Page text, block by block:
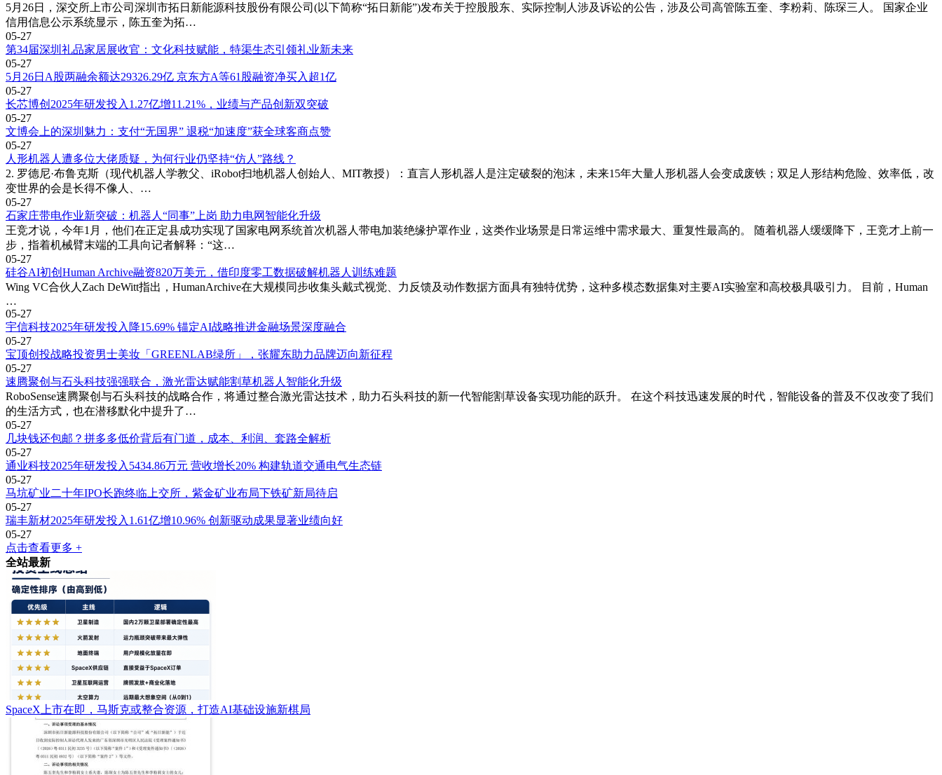
5月26日，深交所上市公司深圳市拓日新能源科技股份有限公司(以下简称“拓日新能”)发布关于控股股东、实际控制人涉及诉讼的公告，涉及公司高管陈五奎、李粉莉、陈琛三人。 国家企业
信用信息公示系统显示，陈五奎为拓…
05-27
第34届深圳礼品家居展收官：文化科技赋能，特渠生态引领礼业新未来
05-27
5月26日A股两融余额达29326.29亿 京东方A等61股融资净买入超1亿
05-27
长芯博创2025年研发投入1.27亿增11.21%，业绩与产品创新双突破
05-27
文博会上的深圳魅力：支付“无国界” 退税“加速度”获全球客商点赞
05-27
人形机器人遭多位大佬质疑，为何行业仍坚持“仿人”路线？
2. 罗德尼·布鲁克斯（现代机器人学教父、iRobot扫地机器人创始人、MIT教授）：直言人形机器人是注定破裂的泡沫，未来15年大量人形机器人会变成废铁；双足人形结构危险、效率低，改
变世界的会是长得不像人、…
05-27
石家庄带电作业新突破：机器人“同事”上岗 助力电网智能化升级
王竞才说，今年1月，他们在正定县成功实现了国家电网系统首次机器人带电加装绝缘护罩作业，这类作业场景是日常运维中需求最大、重复性最高的。 随着机器人缓缓降下，王竞才上前一
步，指着机械臂末端的工具向记者解释：“这…
05-27
硅谷AI初创Human Archive融资820万美元，借印度零工数据破解机器人训练难题
Wing VC合伙人Zach DeWitt指出，HumanArchive在大规模同步收集头戴式视觉、力反馈及动作数据方面具有独特优势，这种多模态数据集对主要AI实验室和高校极具吸引力。 目前，Human
…
05-27
宇信科技2025年研发投入降15.69% 锚定AI战略推进金融场景深度融合
05-27
宝顶创投战略投资男士美妆「GREENLAB绿所」，张耀东助力品牌迈向新征程
05-27
速腾聚创与石头科技强强联合，激光雷达赋能割草机器人智能化升级
RoboSense速腾聚创与石头科技的战略合作，将通过整合激光雷达技术，助力石头科技的新一代智能割草设备实现功能的跃升。 在这个科技迅速发展的时代，智能设备的普及不仅改变了我们
的生活方式，也在潜移默化中提升了…
05-27
几块钱还包邮？拼多多低价背后有门道，成本、利润、套路全解析
05-27
通业科技2025年研发投入5434.86万元 营收增长20% 构建轨道交通电气生态链
05-27
马坑矿业二十年IPO长跑终临上交所，紫金矿业布局下铁矿新局待启
05-27
瑞丰新材2025年研发投入1.61亿增10.96% 创新驱动成果显著业绩向好
05-27
点击查看更多 +
全站最新
SpaceX上市在即，马斯克或整合资源，打造AI基础设施新棋局